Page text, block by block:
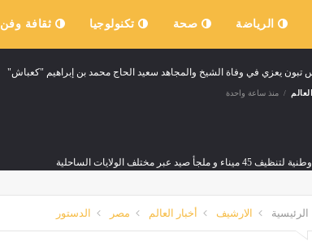
الرياضة صحة تكنولوجيا ثقافة وفن
تبون يعزي في وفاة الشيخ والمجاهد سعيد الحاج محمد بن إبراهيم "كعباش"
منذ ساعة واحدة
ميناء و ملجأ صيد عبر مختلف الولايات الساحلية
الرئيسية الارشيف أخبار العالم مصر الدستور